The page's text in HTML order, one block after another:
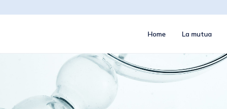
Home La mutua